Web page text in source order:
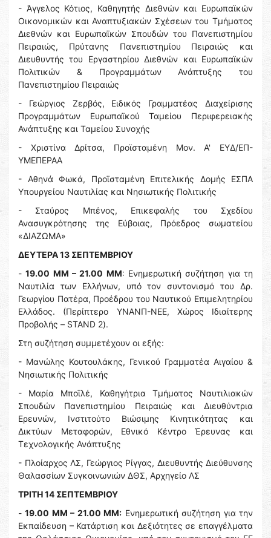
- Άγγελος Κότιος, Καθηγητής Διεθνών και Ευρωπαϊκών
Οικονομικών και Αναπτυξιακών Σχέσεων του Τμήματος
Διεθνών και Ευρωπαϊκών Σπουδών του Πανεπιστημίου
Πειραιώς, Πρύτανης Πανεπιστημίου Πειραιώς και
Διευθυντής του Εργαστηρίου Διεθνών και Ευρωπαϊκών
Πολιτικών & Προγραμμάτων Ανάπτυξης του
Πανεπιστημίου Πειραιώς
- Γεώργιος Ζερβός, Ειδικός Γραμματέας Διαχείρισης
Προγραμμάτων Ευρωπαϊκού Ταμείου Περιφερειακής
Ανάπτυξης και Ταμείου Συνοχής
- Χριστίνα Δρίτσα, Προϊσταμένη Μον. Α' ΕΥΔ/ΕΠ-
ΥΜΕΠΕΡΑΑ
- Αθηνά Φωκά, Προϊσταμένη Επιτελικής Δομής ΕΣΠΑ
Υπουργείου Ναυτιλίας και Νησιωτικής Πολιτικής
- Σταύρος Μπένος, Επικεφαλής του Σχεδίου
Ανασυγκρότησης της Εύβοιας, Πρόεδρος σωματείου
«ΔΙΑΖΩΜΑ»
ΔΕΥΤΕΡΑ 13 ΣΕΠΤΕΜΒΡΙΟΥ
-19.00 ΜΜ – 21.00 ΜΜ: Ενημερωτική συζήτηση για τη
Ναυτιλία των Ελλήνων, υπό τον συντονισμό του Δρ.
Γεωργίου Πατέρα, Προέδρου του Ναυτικού Επιμελητηρίου
Ελλάδος. (Περίπτερο ΥΝΑΝΠ-ΝΕΕ, Χώρος Ιδιαίτερης
Προβολής – STAND 2).
Στη συζήτηση συμμετέχουν οι εξής:
- Μανώλης Κουτουλάκης, Γενικού Γραμματέα Αιγαίου &
Νησιωτικής Πολιτικής
- Μαρία Μποϊλέ, Καθηγήτρια Τμήματος Ναυτιλιακών
Σπουδών Πανεπιστημίου Πειραιώς και Διευθύντρια
Ερευνών, Ινστιτούτο Βιώσιμης Κινητικότητας και
Δικτύων Μεταφορών, Εθνικό Κέντρο Έρευνας και
Τεχνολογικής Ανάπτυξης
- Πλοίαρχος ΛΣ, Γεώργιος Ρίγγας, Διευθυντής Διεύθυνσης
Θαλασσίων Συγκοινωνιών ΔΘΣ, Αρχηγείο ΛΣ
ΤΡΙΤΗ 14 ΣΕΠΤΕΜΒΡΙΟΥ
-19.00 ΜΜ – 21.00 ΜΜ: Ενημερωτική συζήτηση για την
Εκπαίδευση – Κατάρτιση και Δεξιότητες σε επαγγέλματα